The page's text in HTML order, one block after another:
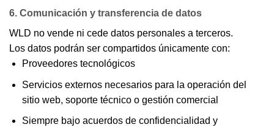
6. Comunicación y transferencia de datos
WLD no vende ni cede datos personales a terceros.
Los datos podrán ser compartidos únicamente con:
Proveedores tecnológicos
Servicios externos necesarios para la operación del
sitio web, soporte técnico o gestión comercial
Siempre bajo acuerdos de confidencialidad y